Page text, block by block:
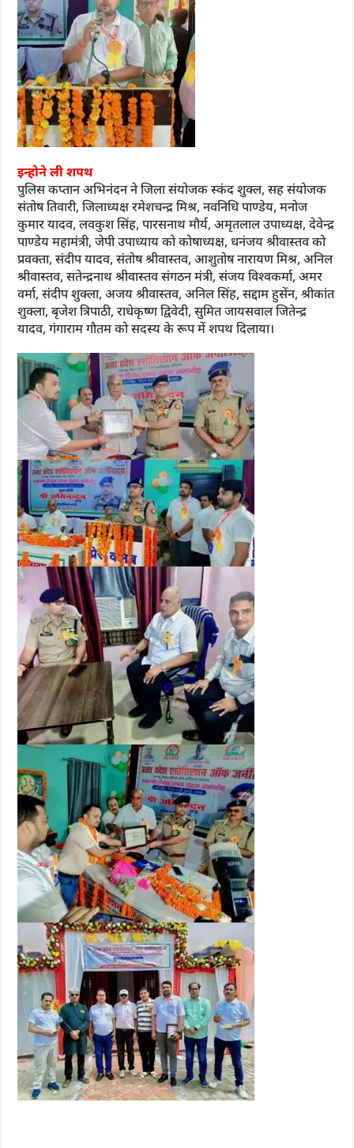
इन्होने ली शपथ
पुलिस कप्तान अभिनंदन ने जिला संयोजक स्कंद शुक्ल, सह संयोजक
संतोष तिवारी, जिलाध्यक्ष रमेशचन्द्र मिश्र, नवनिधि पाण्डेय, मनोज
कुमार यादव, लवकुश सिंह, पारसनाथ मौर्य, अमृतलाल उपाध्यक्ष, देवेन्द्र
पाण्डेय महामंत्री, जेपी उपाध्याय को कोषाध्यक्ष, धनंजय श्रीवास्तव को
प्रवक्ता, संदीप यादव, संतोष श्रीवास्तव, आशुतोष नारायण मिश्र, अनिल
श्रीवास्तव, सतेन्द्रनाथ श्रीवास्तव संगठन मंत्री, संजय विश्वकर्मा, अमर
वर्मा, संदीप शुक्ला, अजय श्रीवास्तव, अनिल सिंह, सद्दाम हुसेंन, श्रीकांत
शुक्ला, बृजेश त्रिपाठी, राधेकृष्ण द्विवेदी, सुमित जायसवाल जितेन्द्र
यादव, गंगाराम गौतम को सदस्य के रूप में शपथ दिलाया।